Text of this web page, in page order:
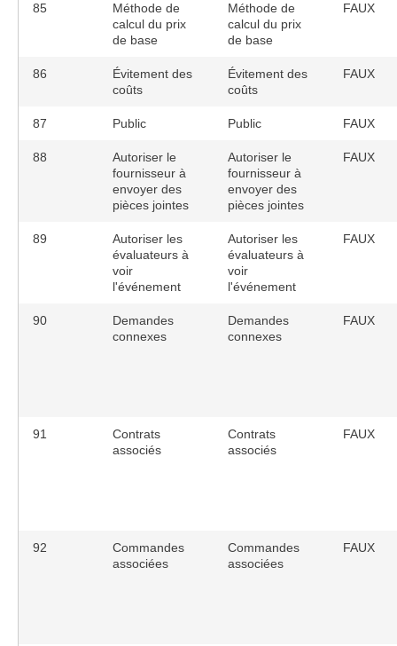
85
Méthode de
calcul du prix
de base
Méthode de
calcul du prix
de base
FAUX
86
Évitement des
coûts
Évitement des
coûts
FAUX
87 Public Public FAUX
88
Autoriser le
fournisseur à
envoyer des
pièces jointes
Autoriser le
fournisseur à
envoyer des
pièces jointes
FAUX
89
Autoriser les
évaluateurs à
voir
l'événement
Autoriser les
évaluateurs à
voir
l'événement
FAUX
90
Demandes
connexes
Demandes
connexes
FAUX
91
Contrats
associés
Contrats
associés
FAUX
92
Commandes
associées
Commandes
associées
FAUX